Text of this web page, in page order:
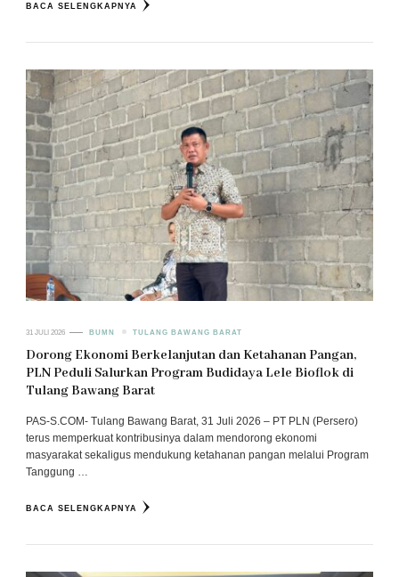
BACA SELENGKAPNYA
31 JULI 2026 BUMN TULANG BAWANG BARAT
Dorong Ekonomi Berkelanjutan dan Ketahanan Pangan,
PLN Peduli Salurkan Program Budidaya Lele Bioflok di
Tulang Bawang Barat
PAS-S.COM- Tulang Bawang Barat, 31 Juli 2026 – PT PLN (Persero)
terus memperkuat kontribusinya dalam mendorong ekonomi
masyarakat sekaligus mendukung ketahanan pangan melalui Program
Tanggung …
BACA SELENGKAPNYA